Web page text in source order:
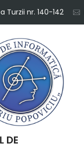
Turzii nr. 140-142
DE